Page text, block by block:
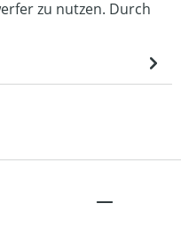
zu nutzen. Durch